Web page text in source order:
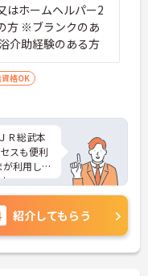
はホームヘルパー2
方 ※ブランクのあ
介助経験のある方
格OK
Ｒ総武本
スも便利
利用しや
。
い方もチ
問い合わ
紹介してもらう